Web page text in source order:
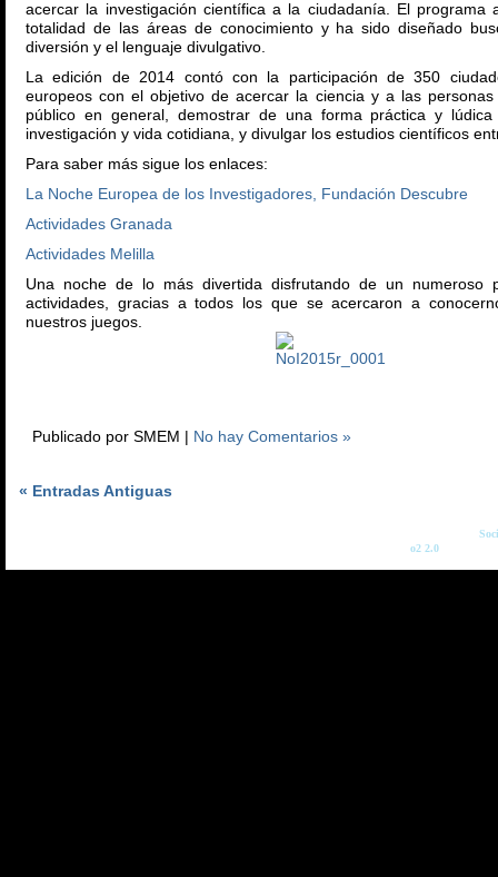
acercar la investigación científica a la ciudadanía. El programa
totalidad de las áreas de conocimiento y ha sido diseñado
diversión y el lenguaje divulgativo.
La edición de 2014 contó con la participación de 350
europeos con el objetivo de acercar la ciencia y a las
público en general, demostrar de una forma práctica y
investigación y vida cotidiana, y divulgar los estudios científicos
Para saber más sigue los enlaces:
La Noche Europea de los Investigadores, Fundación Descubre
Actividades Granada
Actividades Melilla
Una noche de lo más divertida disfrutando de un numeroso
actividades, gracias a todos los que se acercaron a
nuestros juegos.
Publicado por SMEM | No hay Comentarios »
« Entradas Antiguas
o2 2.0